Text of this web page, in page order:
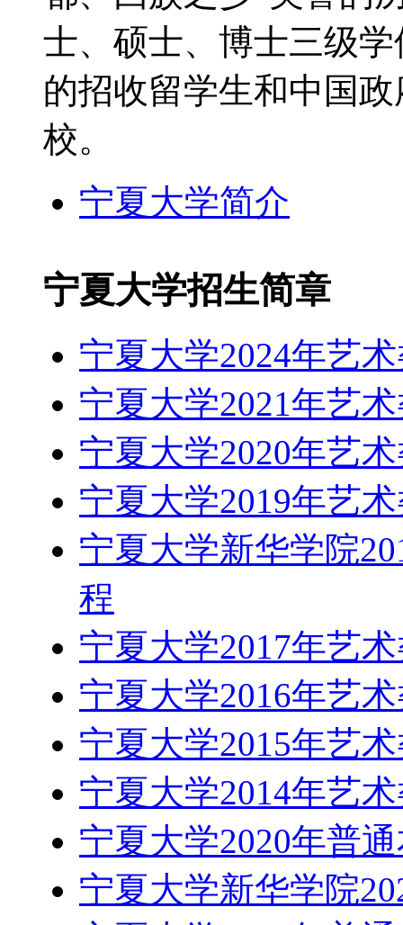
士、硕士、博士三级
的招收留学生和中国
校。
宁夏大学简介
宁夏大学招生简章
宁夏大学2024年艺
宁夏大学2021年艺
宁夏大学2020年艺
宁夏大学2019年艺
宁夏大学新华学院
程
宁夏大学2017年艺
宁夏大学2016年艺
宁夏大学2015年艺
宁夏大学2014年艺
宁夏大学2020年普
宁夏大学新华学院